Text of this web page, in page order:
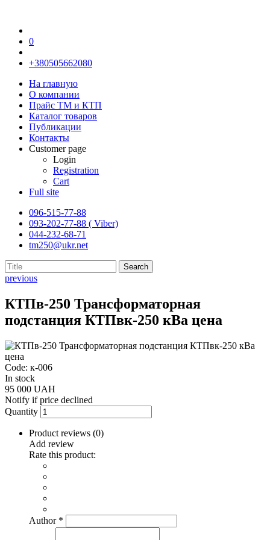
0
+380505662080
На главную
О компании
Прайс TM и КТП
Каталог товаров
Публикации
Контакты
Customer page
Login
Registration
Cart
Full site
096-515-77-88
093-202-77-88 ( Viber)
044-232-68-71
tm250@ukr.net
previous
КТПв-250 Трансформаторная
подстанция КТПвк-250 кВа цена
Code: к-006
In stock
95 000 UAH
Notify if price declined
Quantity
Product reviews (0)
Add review
Rate this product:
Author *